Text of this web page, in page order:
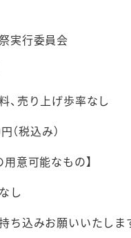
実行委員会
、売り上げ歩率なし
（税込み）
用意可能なもの】
し
ち込みお願いいたしま